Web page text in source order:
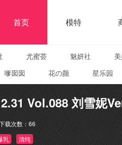
首页 模特
尤蜜荟 魅妍社
嗲囡囡 花の颜 星乐园
Vol.088 刘雪妮
载次数： 66
乳 清纯